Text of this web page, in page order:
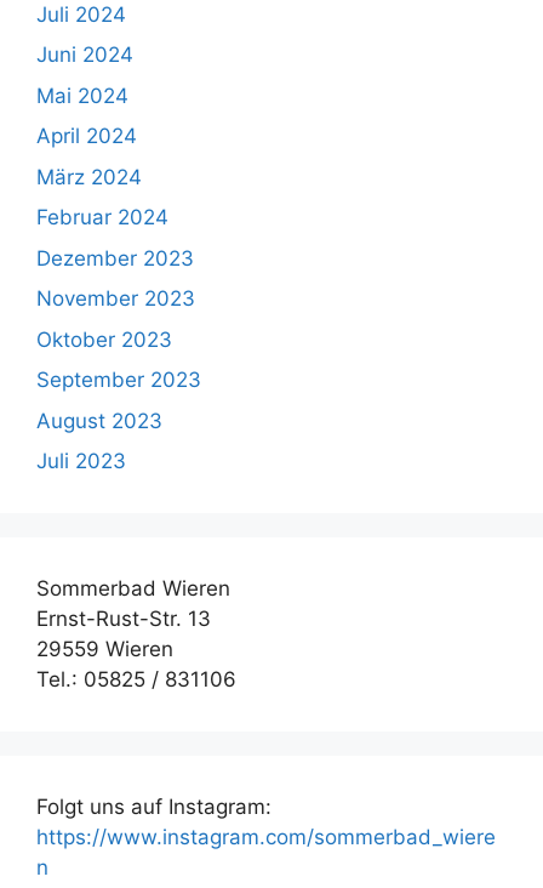
Juli 2024
Juni 2024
Mai 2024
April 2024
März 2024
Februar 2024
Dezember 2023
November 2023
Oktober 2023
September 2023
August 2023
Juli 2023
Sommerbad Wieren
Ernst-Rust-Str. 13
29559 Wieren
Tel.: 05825 / 831106
Folgt uns auf Instagram:
https://www.instagram.com/sommerbad_wiere
n